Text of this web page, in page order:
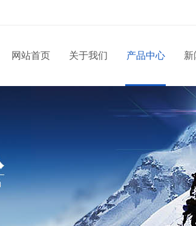
网站首页 关于我们 产品中心 新